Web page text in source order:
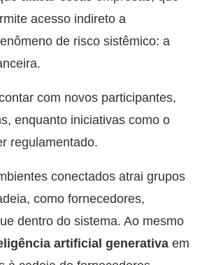
acesso indireto a
de risco sistêmico: a
com novos participantes,
enquanto iniciativas como o
regulamentado.
conectados atrai grupos
como fornecedores,
dentro do sistema. Ao mesmo
artificial generativa em